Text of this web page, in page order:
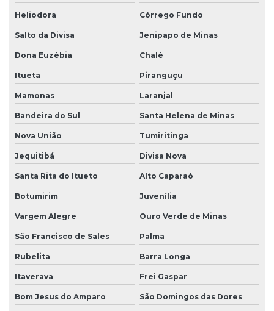
Heliodora Córrego Fundo
Salto da Divisa Jenipapo de Minas
Dona Euzébia Chalé
Itueta Piranguçu
Mamonas Laranjal
Bandeira do Sul Santa Helena de Minas
Nova União Tumiritinga
Jequitibá Divisa Nova
Santa Rita do Itueto Alto Caparaó
Botumirim Juvenília
Vargem Alegre Ouro Verde de Minas
São Francisco de Sales Palma
Rubelita Barra Longa
Itaverava Frei Gaspar
Bom Jesus do Amparo São Domingos das Dores